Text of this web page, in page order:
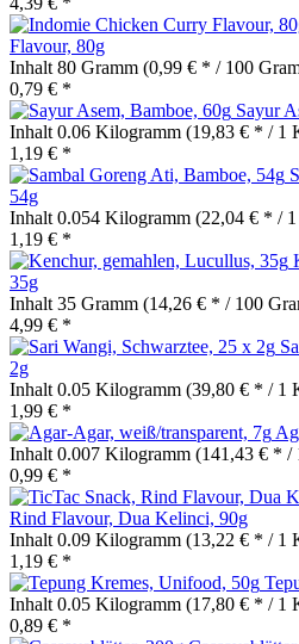
Flavour, 80g
Inhalt 80 Gramm (0,99 € * / 100
0,79 € *
Sayur
Inhalt 0.06 Kilogramm (19,83 € * / 1
1,19 € *
54g
Inhalt 0.054 Kilogramm (22,04 € * /
1,19 € *
35g
Inhalt 35 Gramm (14,26 € * / 100
4,99 € *
2g
Inhalt 0.05 Kilogramm (39,80 € * / 1
1,99 € *
Inhalt 0.007 Kilogramm (141,43 € * /
0,99 € *
Rind Flavour, Dua Kelinci, 90g
Inhalt 0.09 Kilogramm (13,22 € * / 1
1,19 € *
Inhalt 0.05 Kilogramm (17,80 € * / 1
0,89 € *